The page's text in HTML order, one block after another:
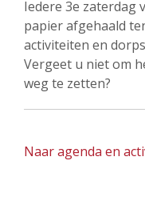
Iedere 3e zaterdag
papier afgehaald
activiteiten en
Vergeet u niet om
weg te zetten?
Naar agenda en